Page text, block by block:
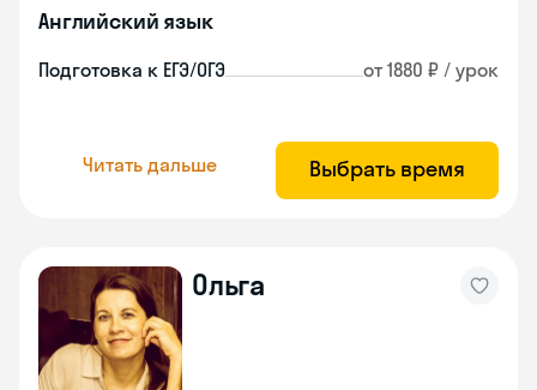
Английский язык
Подготовка к ЕГЭ/ОГЭ от 1880 ₽ / урок
Читать дальше Выбрать время
Ольга